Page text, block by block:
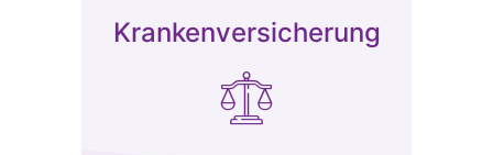
Krankenversicherung